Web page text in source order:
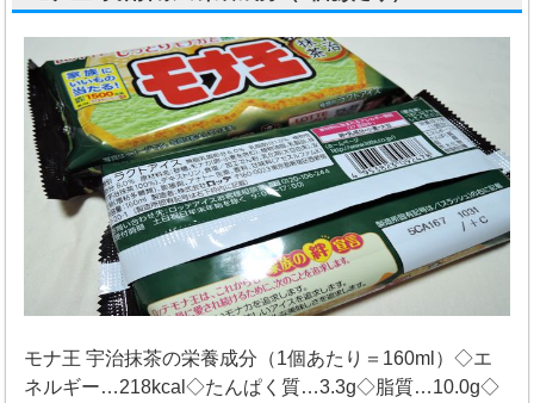
モナ王 宇治抹茶の栄養成分（1個あたり＝160ml）◇エ
ネルギー…218kcal◇たんぱく質…3.3g◇脂質…10.0g◇